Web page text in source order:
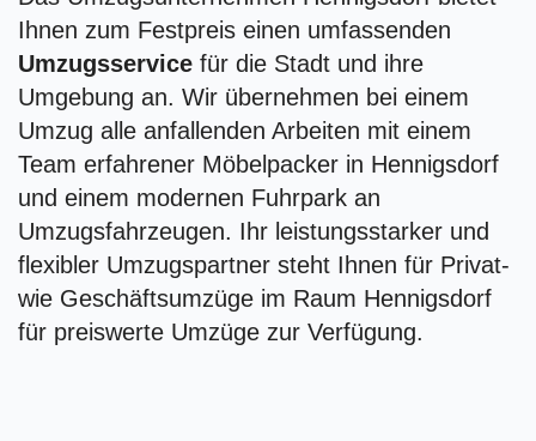
Ihnen zum Festpreis einen umfassenden
Umzugsservice für die Stadt und ihre
Umgebung an. Wir übernehmen bei einem
Umzug alle anfallenden Arbeiten mit einem
Team erfahrener Möbelpacker in Hennigsdorf
und einem modernen Fuhrpark an
Umzugsfahrzeugen. Ihr leistungsstarker und
flexibler Umzugspartner steht Ihnen für Privat-
wie Geschäftsumzüge im Raum Hennigsdorf
für preiswerte Umzüge zur Verfügung.